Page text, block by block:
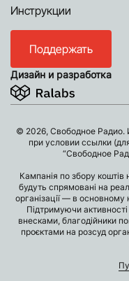
Инструкции
Поддержать
Дизайн и разработка
© 2026, Свободное Радио.
при условии ссылки
“Свободное
Кампанія по збору
будуть спрямовані на
організації — в основному
Підтримуючи активності
внесками, благодійники
проєктами на розсуд